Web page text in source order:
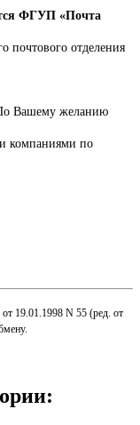
ФГУП «Почта
почтового отделения
Вашему желанию
компаниями по
19.01.1998 N 55 (ред. от